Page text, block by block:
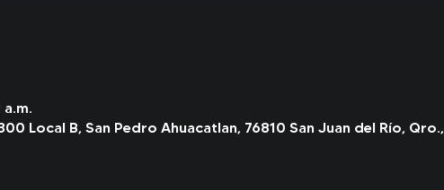
Local B, San Pedro Ahuacatlan, 76810 San Juan del Río, Qro.,